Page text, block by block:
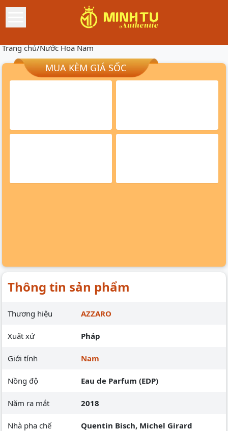
Trang chủ/Nước Hoa Nam
MUA KÈM GIÁ SỐC
Thông tin sản phẩm
Thương hiệu AZZARO
Xuất xứ Pháp
Giới tính Nam
Nồng độ Eau de Parfum (EDP)
Năm ra mắt 2018
Nhà pha chế Quentin Bisch, Michel Girard